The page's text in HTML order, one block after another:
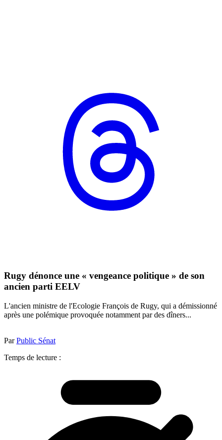
Rugy dénonce une « vengeance politique » de son
ancien parti EELV
L'ancien ministre de l'Ecologie François de Rugy, qui a démissionné
après une polémique provoquée notamment par des dîners...
ParPublic Sénat
Temps de lecture :